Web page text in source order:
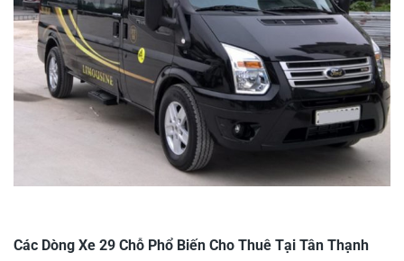
Các Dòng Xe 29 Chỗ Phổ Biến Cho Thuê Tại Tân Thạnh